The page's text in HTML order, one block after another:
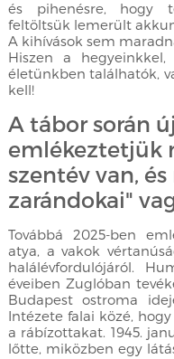
és pihenésre, hogy
feltöltsük lemerült
A kihívások sem
Hiszen a
életünkben találhatók,
kell!
A tábor során
emlékeztetjük
szentév van,
zarándokai"
Továbbá 2025-ben
atya, a vakok
halálévfordulójáról.
éveiben Zuglóban
Budapest ostroma
Intézete falai közé,
a rábízottakat. 1945.
lőtte, miközben egy